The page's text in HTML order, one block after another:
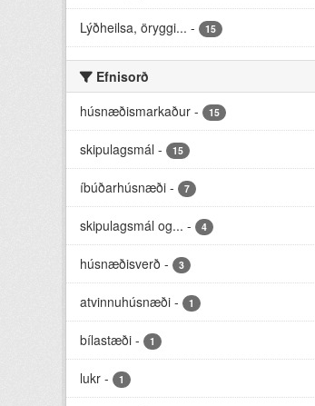
Lýðheilsa, öryggi... - 15
Efnisorð
húsnæðismarkaður - 15
skipulagsmál - 15
íbúðarhúsnæði - 7
skipulagsmál og... - 4
húsnæðisverð - 3
atvinnuhúsnæði - 1
bílastæði - 1
lukr - 1